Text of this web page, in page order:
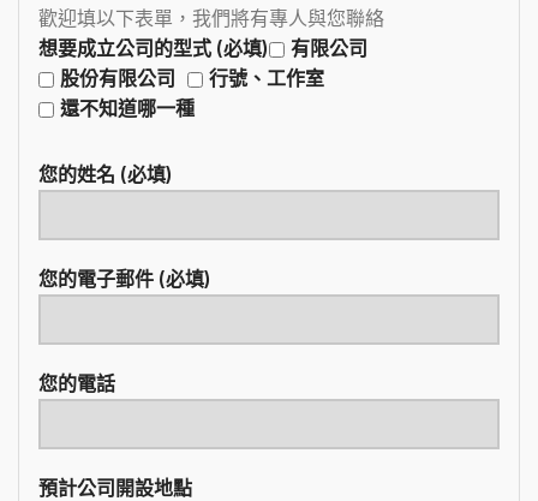
歡迎填以下表單，我們將有專人與您聯絡
想要成立公司的型式 (必填)
有限公司
股份有限公司
行號、工作室
還不知道哪一種
您的姓名 (必填)
您的電子郵件 (必填)
您的電話
預計公司開設地點